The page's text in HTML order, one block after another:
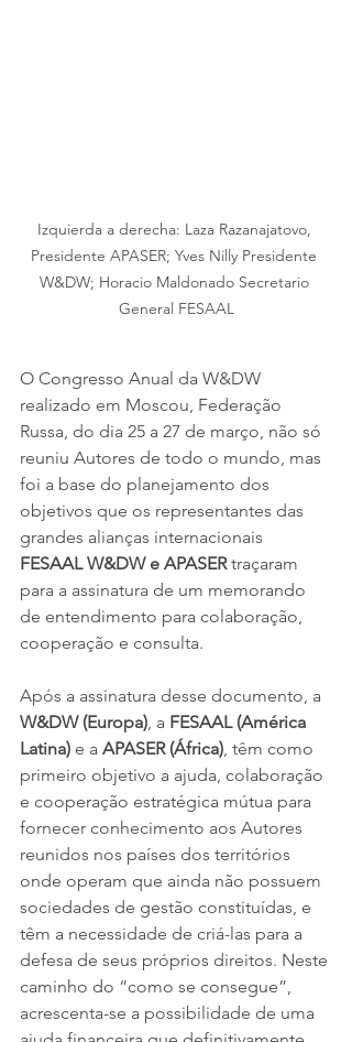
Izquierda a derecha: Laza Razanajatovo,
Presidente APASER; Yves Nilly Presidente
W&DW; Horacio Maldonado Secretario
General FESAAL
O Congresso Anual da W&DW
realizado em Moscou, Federação
Russa, do dia 25 a 27 de março, não só
reuniu Autores de todo o mundo, mas
foi a base do planejamento dos
objetivos que os representantes das
grandes alianças internacionais
FESAAL W&DW e APASER traçaram
para a assinatura de um memorando
de entendimento para colaboração,
cooperação e consulta.
Após a assinatura desse documento, a
W&DW (Europa) , a FESAAL (América
Latina) e a APASER (África) , têm como
primeiro objetivo a ajuda, colaboração
e cooperação estratégica mútua para
fornecer conhecimento aos Autores
reunidos nos países dos territórios
onde operam que ainda não possuem
sociedades de gestão constituídas, e
têm a necessidade de criá-las para a
defesa de seus próprios direitos. Neste
caminho do “como se consegue”,
acrescenta-se a possibilidade de uma